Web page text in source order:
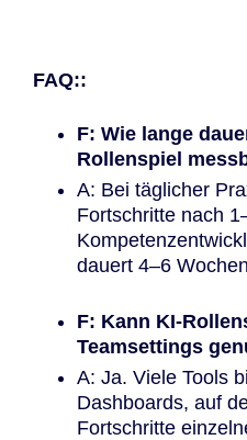
FAQ::
F: Wie lange
Rollenspiel
A: Bei täglicher
Fortschritte nach
dauert 4–6
F: Kann KI-
Teamsettings
A: Ja. Viele Tools
Dashboards, auf
Fortschritte